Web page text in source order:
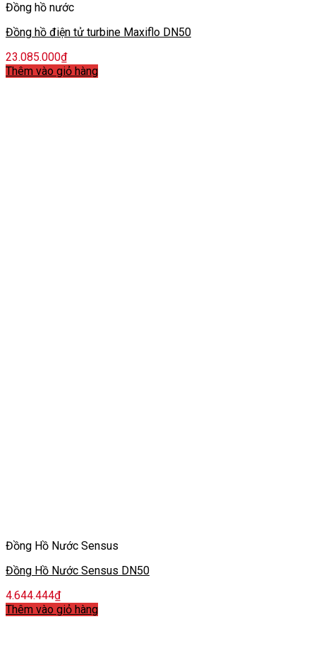
Đồng hồ nước
Đồng hồ điện tử turbine Maxiflo DN50
23.085.000₫
Thêm vào giỏ hàng
Đồng Hồ Nước Sensus
Đồng Hồ Nước Sensus DN50
4.644.444₫
Thêm vào giỏ hàng